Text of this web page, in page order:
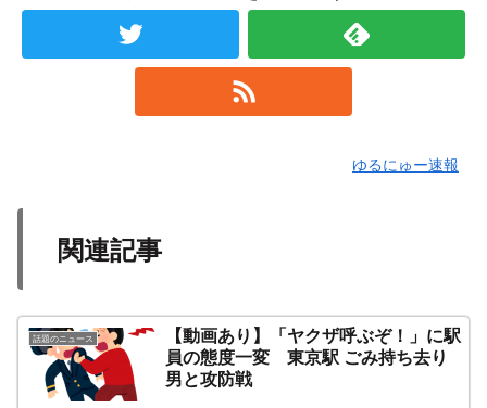
ゆるにゅー速報
関連記事
話題のニュース
【動画あり】「ヤクザ呼ぶぞ！」に駅
員の態度一変 東京駅 ごみ持ち去り
男と攻防戦